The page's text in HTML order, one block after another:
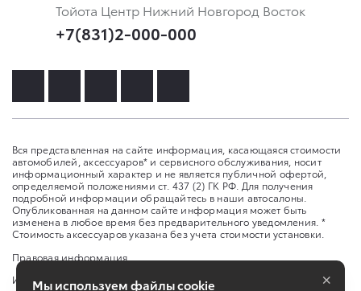
Тойота Центр Нижний Новгород Восток
+7(831)2-000-000
Вся представленная на сайте информация, касающаяся стоимости
автомобилей, аксессуаров* и сервисного обслуживания, носит
информационный характер и не является публичной офертой,
определяемой положениями ст. 437 (2) ГК РФ. Для получения
подробной информации обращайтесь в наши автосалоны.
Опубликованная на данном сайте информация может быть
изменена в любое время без предварительного уведомления. *
Стоимость аксессуаров указана без учета стоимости установки.
Правовая информация
Изменить настройку cookies
Мы используем файлы cookie ×